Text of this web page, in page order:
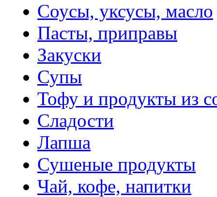
Соусы, уксусы, масло
Пасты, приправы
Закуски
Супы
Тофу и продукты из
Сладости
Лапша
Сушеные продукты
Чай, кофе, напитки